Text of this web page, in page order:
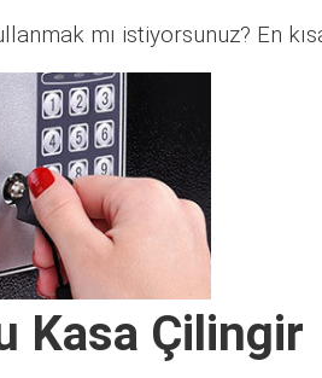
mı istiyorsunuz? En
Kasa Çilingir